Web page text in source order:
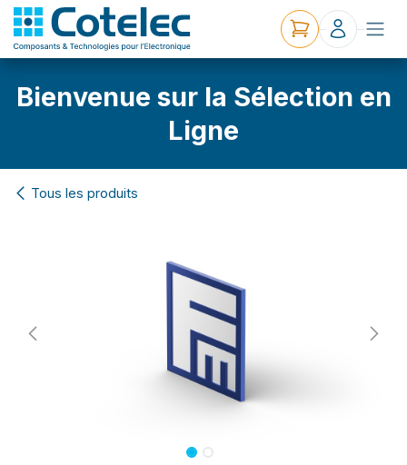
Bienvenue sur la Sélection en
Ligne
Tous les produits